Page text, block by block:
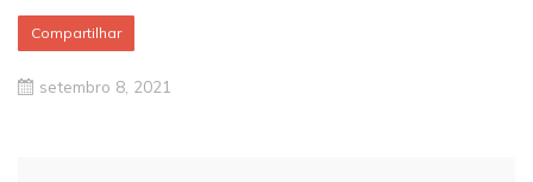
Compartilhar
setembro 8, 2021